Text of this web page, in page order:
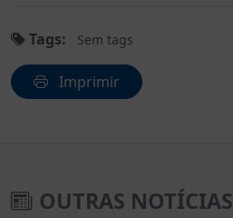
Tags: Sem tags
Imprimir
OUTRAS NOTÍCIAS